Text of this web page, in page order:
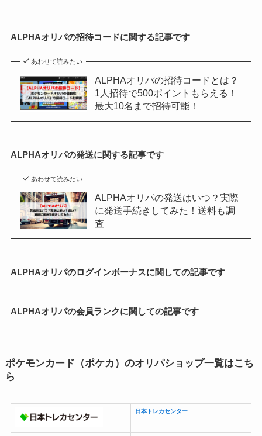
ALPHAオリパの招待コードに関する記事です
あわせて読みたい
ALPHAオリパの招待コードとは？
1人招待で500ポイントもらえる！
最大10名まで招待可能！
ALPHAオリパの発送に関する記事です
あわせて読みたい
ALPHAオリパの発送はいつ？実際
に発送手続きしてみた！送料も調
査
ALPHAオリパのログインボーナスに関しての記事です
ALPHAオリパの会員ランクに関しての記事です
ポケモンカード（ポケカ）のオリパショップ一覧はこち
ら
日本トレカセンター